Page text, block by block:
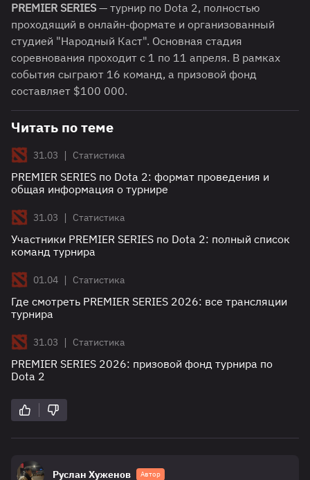
PREMIER SERIES — турнир по Dota 2, полностью
проходящий в онлайн-формате и организованный
студией "Народный Каст". Основная стадия
соревнования проходит с 1 по 11 апреля. В рамках
события сыграют 16 команд, а призовой фонд
составляет $100 000.
Читать по теме
31.03 | Статистика
PREMIER SERIES по Dota 2: формат проведения и
общая информация о турнире
31.03 | Статистика
Участники PREMIER SERIES по Dota 2: полный список
команд турнира
01.04 | Статистика
Где смотреть PREMIER SERIES 2026: все трансляции
турнира
31.03 | Статистика
PREMIER SERIES 2026: призовой фонд турнира по
Dota 2
Руслан Хуженов Автор